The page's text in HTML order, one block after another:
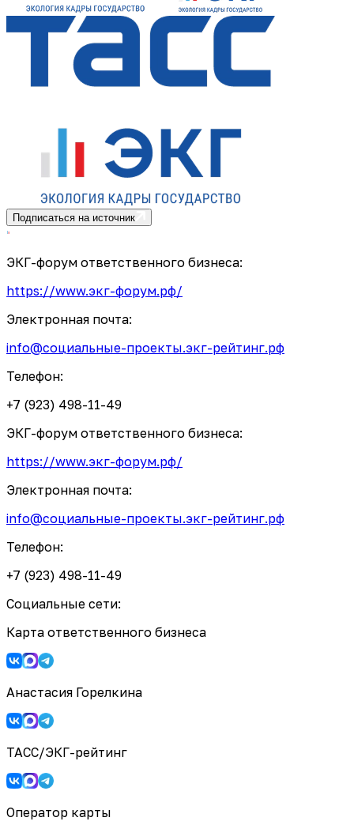
Подписаться на источник
ЭКГ-форум ответственного бизнеса:
https://www.экг-форум.рф/
Электронная почта:
info@социальные-проекты.экг-рейтинг.рф
Телефон:
+7 (923) 498-11-49
ЭКГ-форум ответственного бизнеса:
https://www.экг-форум.рф/
Электронная почта:
info@социальные-проекты.экг-рейтинг.рф
Телефон:
+7 (923) 498-11-49
Социальные сети:
Карта ответственного бизнеса
Анастасия Горелкина
ТАСС/ЭКГ-рейтинг
Оператор карты